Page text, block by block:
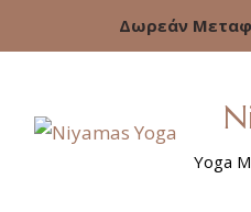
Δωρεάν
Yoga